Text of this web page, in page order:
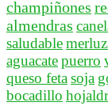
champiñones
almendras
saludable
aguacatepuerro
queso feta soja
bocadillo